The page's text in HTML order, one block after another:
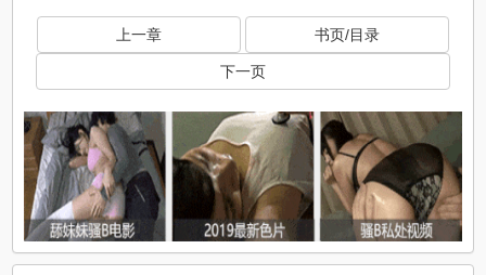
上一章 书页/目录
下一页
x